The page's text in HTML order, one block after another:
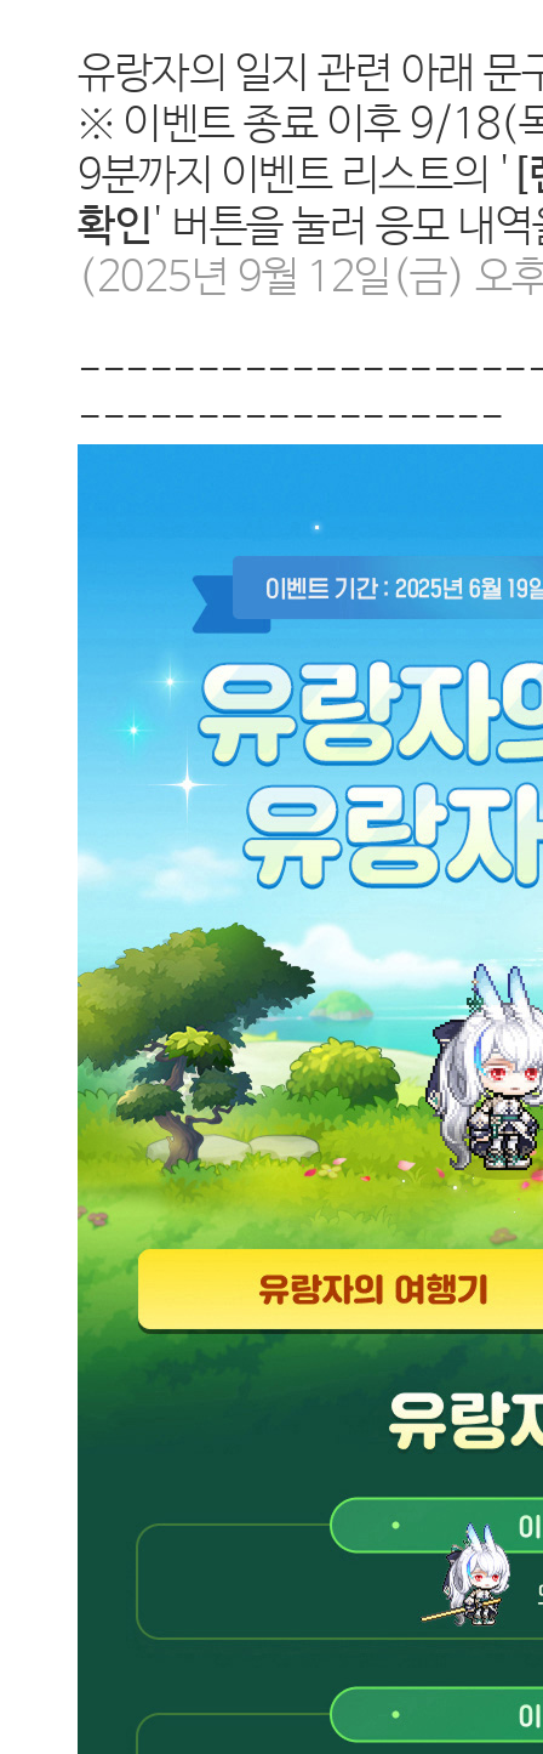
유랑자의 일지 관련 아래 문
※ 이벤트 종료 이후 9/18(
9분까지 이벤트 리스트의 '
확인' 버튼을 눌러 응모 내
(2025년 9월 12일(금) 오
------------------